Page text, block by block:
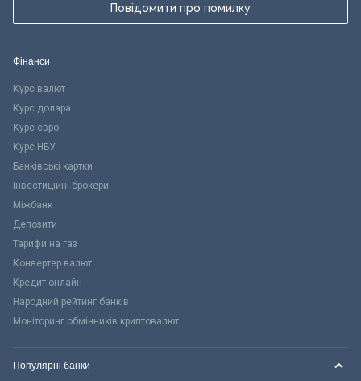
Повідомити про помилку
Фінанси
Курс валют
Курс долара
Курс євро
Курс НБУ
Банківські картки
Інвестиційні брокери
Міжбанк
Депозити
Тарифи на газ
Конвертер валют
Кредит онлайн
Народний рейтинг банків
Моніторинг обмінників криптовалют
Популярні банки